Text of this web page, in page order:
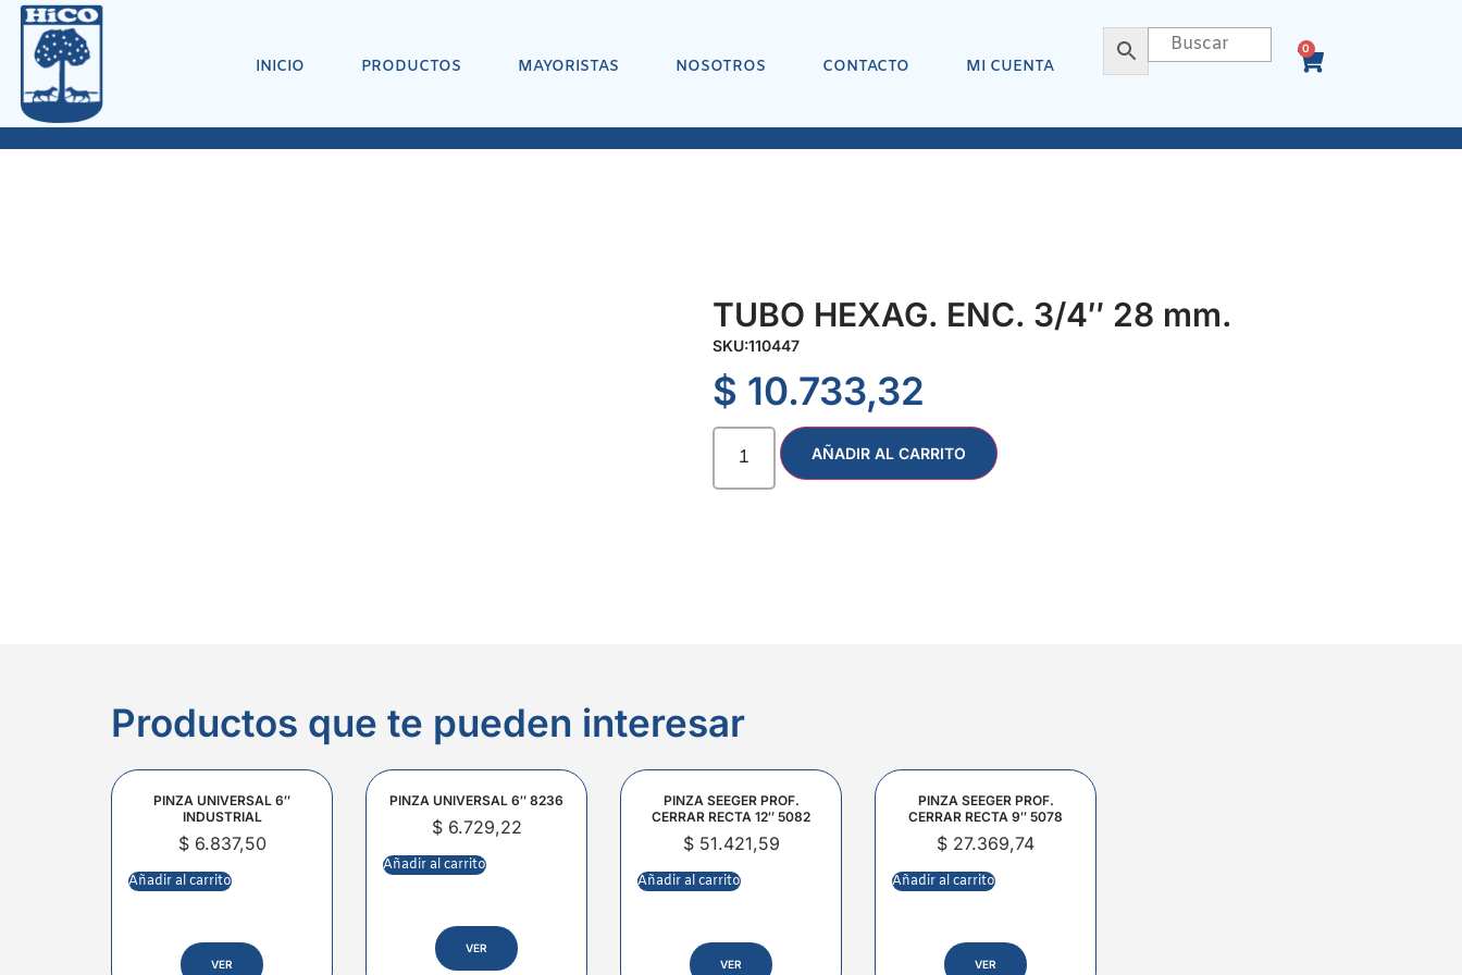
INICIO PRODUCTOS MAYORISTAS NOSOTROS CONTACTO MI CUENTA
0
TUBO HEXAG. ENC. 3/4″ 28 mm.
SKU:110447
$ 10.733,32
AÑADIR AL CARRITO
Productos que te pueden interesar
PINZA UNIVERSAL 6″
INDUSTRIAL
$6.837,50
Añadir al carrito
VER
PINZA UNIVERSAL 6″ 8236
$6.729,22
Añadir al carrito
VER
PINZA SEEGER PROF.
CERRAR RECTA 12″ 5082
$51.421,59
Añadir al carrito
VER
PINZA SEEGER PROF.
CERRAR RECTA 9″ 5078
$ 27.369,74
Añadir al carrito
VER